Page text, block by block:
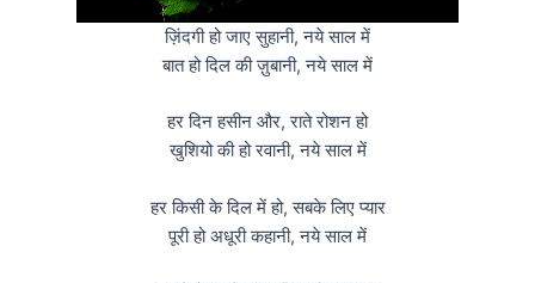
ज़िंदगी हो जाए सुहानी, नये साल में
बात हो दिल की ज़ुबानी, नये साल में
हर दिन हसीन और, राते रोशन हो
खुशियो की हो रवानी, नये साल में
हर किसी के दिल में हो, सबके लिए प्यार
पूरी हो अधूरी कहानी, नये साल में